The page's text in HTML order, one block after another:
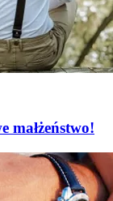
małżeństwo!